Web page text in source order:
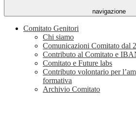
navigazione
Comitato Genitori
Chi siamo
Comunicazioni Comitato dal
Contributo al Comitato e
Comitato e Future labs
Contributo volontario per
formativa
Archivio Comitato